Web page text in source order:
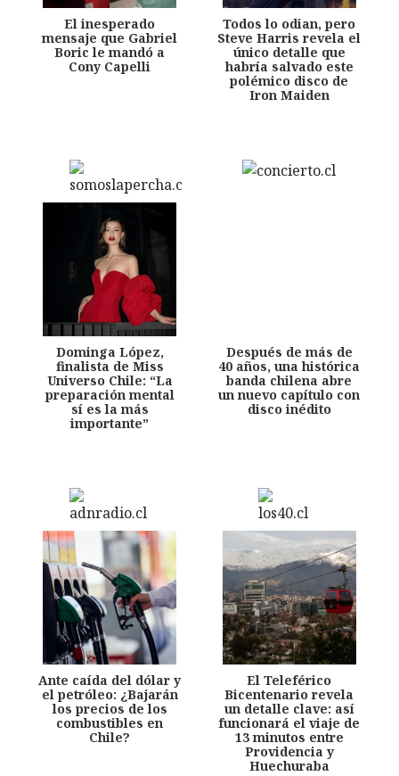
El inesperado
mensaje que Gabriel
Boric le mandó a
Cony Capelli
Todos lo odian, pero
Steve Harris revela el
único detalle que
habría salvado este
polémico disco de
Iron Maiden
Dominga López,
finalista de Miss
Universo Chile: “La
preparación mental
sí es la más
importante”
Después de más de
40 años, una histórica
banda chilena abre
un nuevo capítulo con
disco inédito
Ante caída del dólar y
el petróleo: ¿Bajarán
los precios de los
combustibles en
Chile?
El Teleférico
Bicentenario revela
un detalle clave: así
funcionará el viaje de
13 minutos entre
Providencia y
Huechuraba